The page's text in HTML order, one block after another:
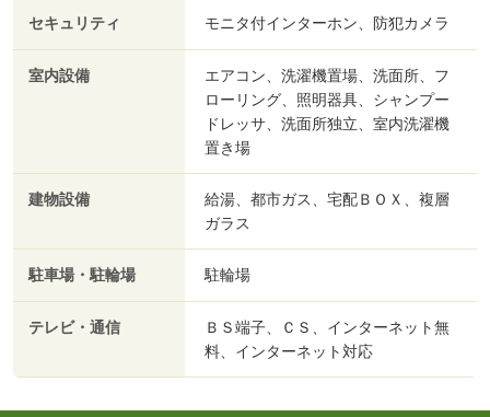
セキュリティ モニタ付インターホン、防犯カメラ
室内設備
エアコン、洗濯機置場、洗面所、フ
ローリング、照明器具、シャンプー
ドレッサ、洗面所独立、室内洗濯機
置き場
建物設備
給湯、都市ガス、宅配ＢＯＸ、複層
ガラス
駐車場・駐輪場 駐輪場
テレビ・通信
ＢＳ端子、ＣＳ、インターネット無
料、インターネット対応